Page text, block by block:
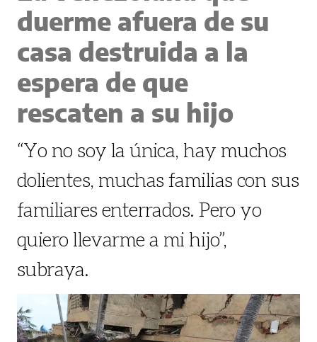
duerme afuera de su
casa destruida a la
espera de que
rescaten a su hijo
“Yo no soy la única, hay muchos
dolientes, muchas familias con sus
familiares enterrados. Pero yo
quiero llevarme a mi hijo”,
subraya.